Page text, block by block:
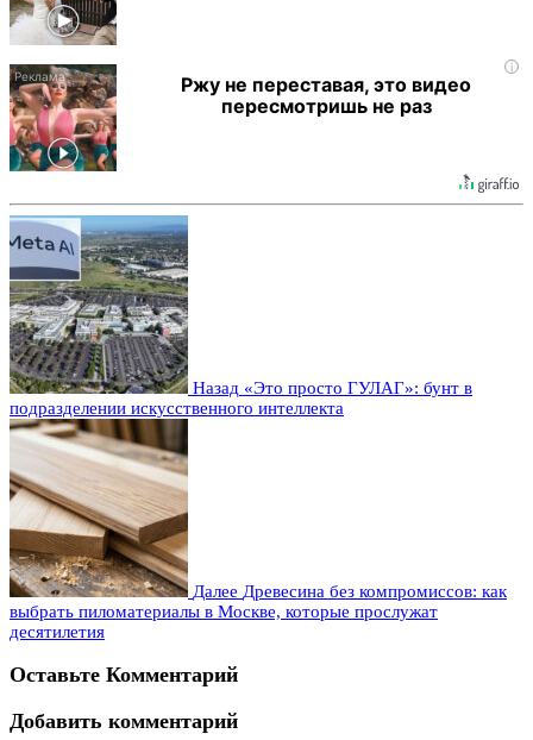
i
Ржу не переставая, это видео
пересмотришь не раз
Назад «Это просто ГУЛАГ»: бунт в
подразделении искусственного интеллекта
Далее Древесина без компромиссов: как
выбрать пиломатериалы в Москве, которые прослужат
десятилетия
Оставьте Комментарий
Добавить комментарий